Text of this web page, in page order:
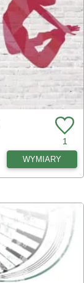
1
WYMIARY